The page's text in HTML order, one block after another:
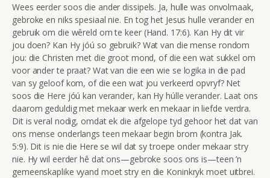
Wees eerder soos die ander dissipels. Ja, hulle was onvolmaak,
gebroke en niks spesiaal nie. En tog het Jesus hulle verander en
gebruik om die wêreld om te keer (Hand. 17:6). Kan Hy dit vir
jou doen? Kan Hy jóú so gebruik? Wat van die mense rondom
jou: die Christen met die groot mond, of die een wat sukkel om
voor ander te praat? Wat van die een wie se logika in die pad
van sy geloof kom, of die een wat jou verkeerd opvryf? Net
soos die Here jóú kan verander, kan Hy húlle verander. Laat ons
daarom geduldig met mekaar werk en mekaar in liefde verdra.
Dit is veral nodig, omdat ek die afgelope tyd gehoor het dat van
ons mense onderlangs teen mekaar begin brom (kontra Jak.
5:9). Dit is nie die Here se wil dat sy troepe onder mekaar stry
nie. Hy wil eerder hê dat ons—gebroke soos ons is—teen ’n
gemeenskaplike vyand moet stry en die Koninkryk moet uitbrei.